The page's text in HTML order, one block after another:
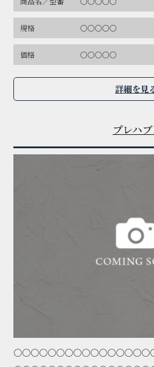
規格 〇〇〇〇〇
価格 〇〇〇〇〇
詳細を見
プレハ
〇〇〇〇〇〇〇〇〇〇〇〇〇〇〇